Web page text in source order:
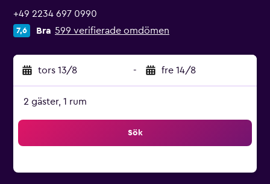
+49 2234 697 0990
7,6 Bra 599 verifierade omdömen
tors 13/8 - fre 14/8
2 gäster, 1 rum
Sök